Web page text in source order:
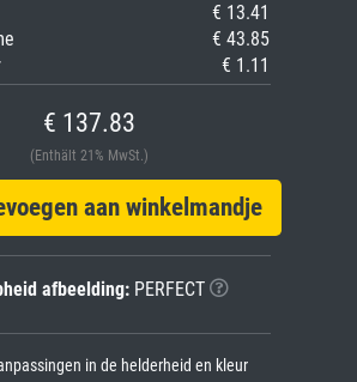
€ 13.41
€ 43.85
€ 1.11
€ 137.83
(Enthält 21% MwSt.)
aan winkelmandje
afbeelding:PERFECT
in de helderheid en kleur